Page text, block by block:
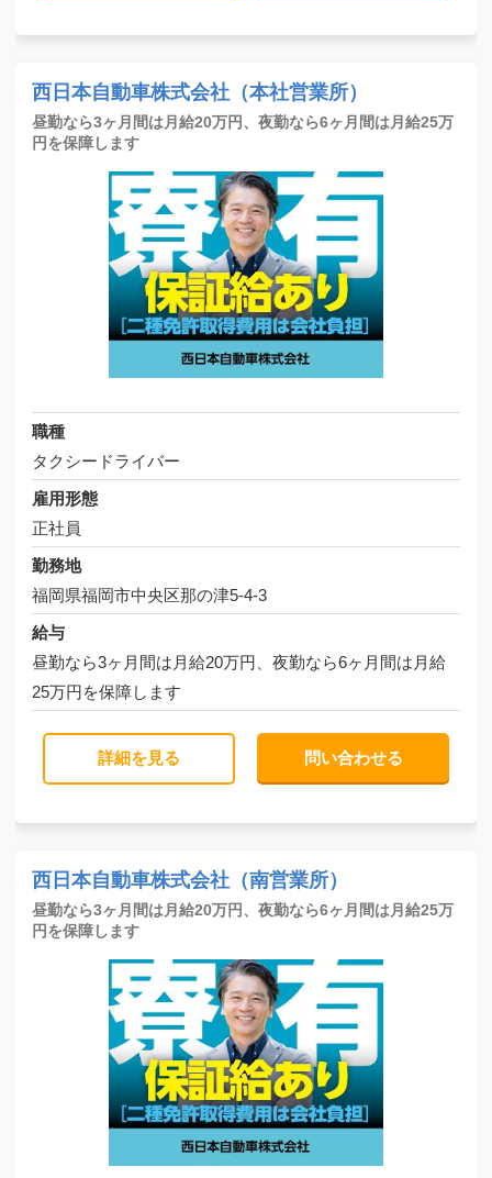
西日本自動車株式会社（本社営業所）
昼勤なら3ヶ月間は月給20万円、夜勤なら6ヶ月間は月給25万
円を保障します
職種
タクシードライバー
雇用形態
正社員
勤務地
福岡県福岡市中央区那の津5-4-3
給与
昼勤なら3ヶ月間は月給20万円、夜勤なら6ヶ月間は月給
25万円を保障します
詳細を見る 問い合わせる
西日本自動車株式会社（南営業所）
昼勤なら3ヶ月間は月給20万円、夜勤なら6ヶ月間は月給25万
円を保障します